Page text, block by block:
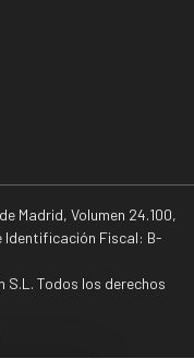
Madrid, Volumen 24.100,
Identificación Fiscal: B-
Todos los derechos